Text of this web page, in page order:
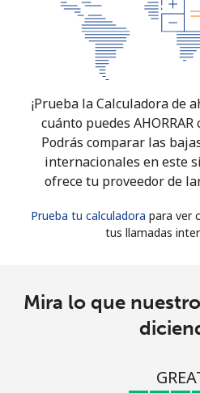
¡Prueba la Calculadora de
cuánto puedes
Podrás comparar las
internacionales en este
ofrece tu proveedor de
Prueba tu calculadora para ver
tus llamadas
Mira lo que